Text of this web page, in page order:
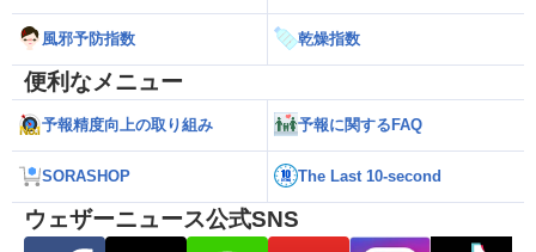
風邪予防指数 乾燥指数
便利なメニュー
予報精度向上の取り組み 予報に関するFAQ
SORASHOP The Last 10-second
ウェザーニュース公式SNS